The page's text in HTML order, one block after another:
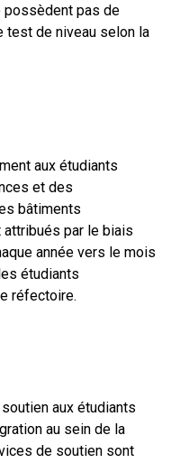
possèdent pas de
test de niveau selon la
aux étudiants
et des
bâtiments
par le biais
année vers le mois
étudiants
réfectoire.
aux étudiants
au sein de la
de soutien sont